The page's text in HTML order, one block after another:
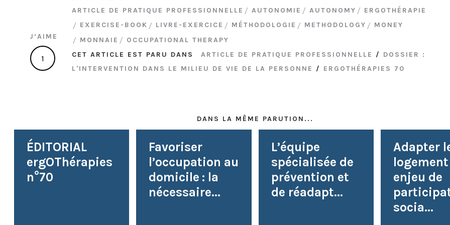
ARTICLE DE PRATIQUE PROFESSIONNELLE
AUTONOMIE AUTONOMY
ERGOTHÉRAPIE
EXERCISE-BOOK
LIVRE-EXERCICE MÉTHODOLOGIE METHODOLOGY
MONEY
MONNAIE
OCCUPATIONAL THERAPY
CET ARTICLE EST PARU DANS
ARTICLE DE PRATIQUE PROFESSIONNELLE / DOSSIER :
L'INTERVENTION DANS LE MILIEU DE VIE DE LA PERSONNE / ERGOTHÉRAPIES 70
J’AIME
1
DANS LA MÊME PARUTION...
ÉDITORIAL
ergOThérapies
n°70
Favoriser
l’occupation au
domicile : la
nécessaire...
L’équipe
spécialisée de
prévention et
de réadapt...
Adapter
logement
enjeu de
socia...